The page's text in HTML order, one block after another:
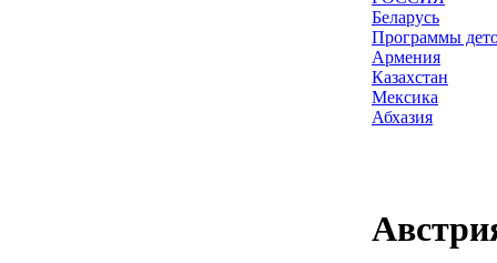
Беларусь
Программы
Армения
Казахстан
Мексика
Абхазия